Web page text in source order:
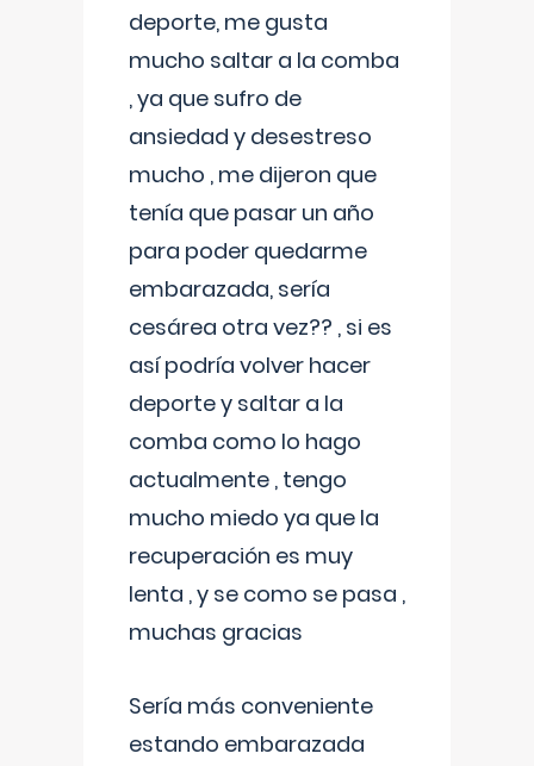
deporte, me gusta
mucho saltar a la comba
, ya que sufro de
ansiedad y desestreso
mucho , me dijeron que
tenía que pasar un año
para poder quedarme
embarazada, sería
cesárea otra vez?? , si es
así podría volver hacer
deporte y saltar a la
comba como lo hago
actualmente , tengo
mucho miedo ya que la
recuperación es muy
lenta , y se como se pasa ,
muchas gracias
Sería más conveniente
estando embarazada